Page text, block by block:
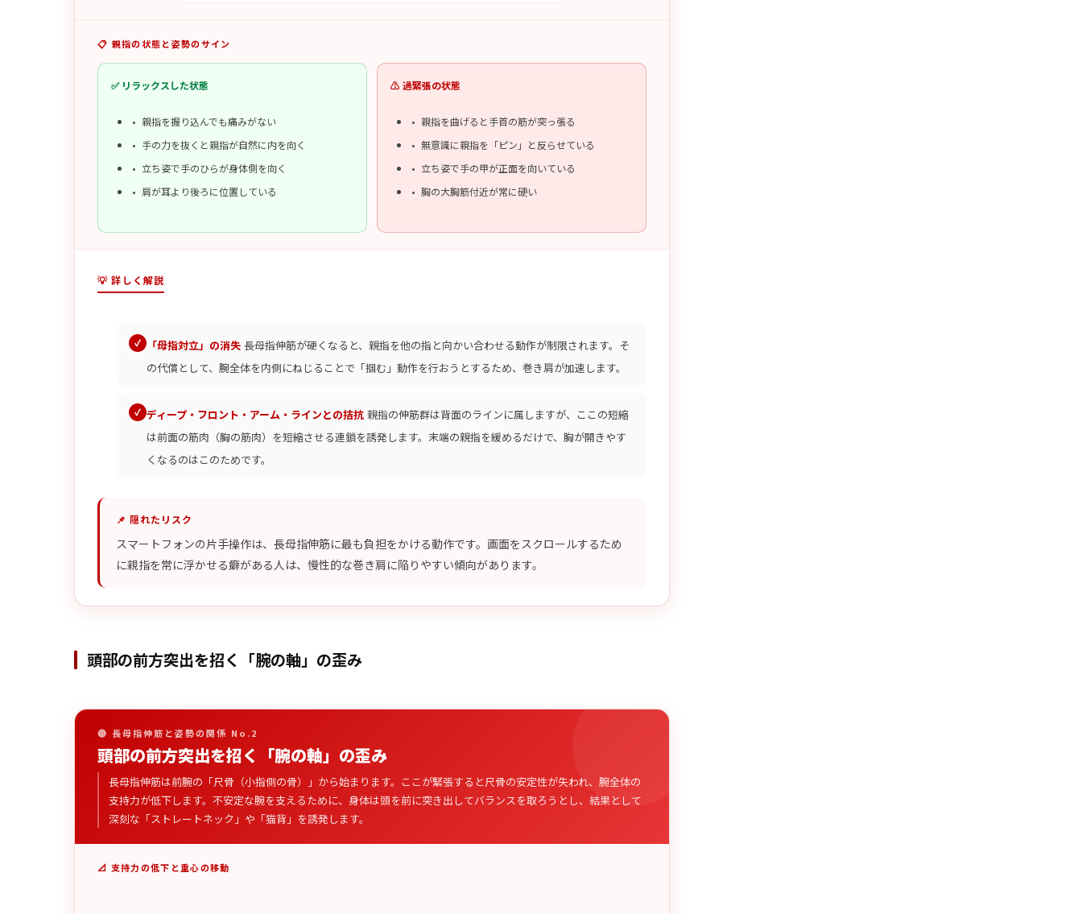
📋 親指の状態と姿勢のサイン
✅ リラックスした状態
親指を握り込んでも痛みがない
手の力を抜くと親指が自然に内を向く
立ち姿で手のひらが身体側を向く
肩が耳より後ろに位置している
⚠️ 過緊張の状態
親指を曲げると手首の筋が突っ張る
無意識に親指を「ピン」と反らせている
立ち姿で手の甲が正面を向いている
胸の大胸筋付近が常に硬い
💡 詳しく解説
「母指対立」の消失 長母指伸筋が硬くなると、親指を他の指と向かい合わせる動作が制限されます。そ
の代償として、腕全体を内側にねじることで「掴む」動作を行おうとするため、巻き肩が加速します。
ディープ・フロント・アーム・ラインとの拮抗 親指の伸筋群は背面のラインに属しますが、ここの短縮
は前面の筋肉（胸の筋肉）を短縮させる連鎖を誘発します。末端の親指を緩めるだけで、胸が開きやす
くなるのはこのためです。
📌 隠れたリスク
スマートフォンの片手操作は、長母指伸筋に最も負担をかける動作です。画面をスクロールするため
に親指を常に浮かせる癖がある人は、慢性的な巻き肩に陥りやすい傾向があります。
頭部の前方突出を招く「腕の軸」の歪み
🔴 長母指伸筋と姿勢の関係 No.2
頭部の前方突出を招く「腕の軸」の歪み
長母指伸筋は前腕の「尺骨（小指側の骨）」から始まります。ここが緊張すると尺骨の安定性が失われ、腕全体の
支持力が低下します。不安定な腕を支えるために、身体は頭を前に突き出してバランスを取ろうとし、結果として
深刻な「ストレートネック」や「猫背」を誘発します。
📐 支持力の低下と重心の移動